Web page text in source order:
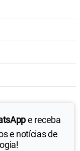
e receba
e notícias de